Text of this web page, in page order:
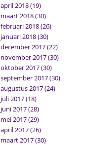
april 2018(19)
maart 2018(30)
februari 2018(26)
januari 2018(30)
december 2017(22)
november 2017(30)
oktober 2017(30)
september 2017(30)
augustus 2017(24)
juli 2017(18)
juni 2017(28)
mei 2017(29)
april 2017(26)
maart 2017(30)